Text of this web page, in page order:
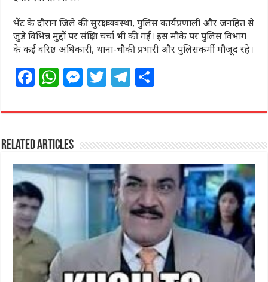
भेंट के दौरान जिले की सुरक्षा व्यवस्था, पुलिस कार्यप्रणाली और जनहित से
जुड़े विभिन्न मुद्दों पर संक्षिप्त चर्चा भी की गई। इस मौके पर पुलिस विभाग
के कई वरिष्ठ अधिकारी, थाना-चौकी प्रभारी और पुलिसकर्मी मौजूद रहे।
F
c
e
b
o
o
k
W
at
s
A
p
M
ss
n
g
e
T
itt
r
T
e
ra
m
ar
Related Articles